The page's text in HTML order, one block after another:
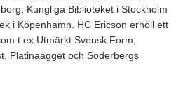
Kungliga Biblioteket i Stockholm
i Köpenhamn. HC Ericson erhöll ett
t ex Utmärkt Svensk Form,
Platinaägget och Söderbergs